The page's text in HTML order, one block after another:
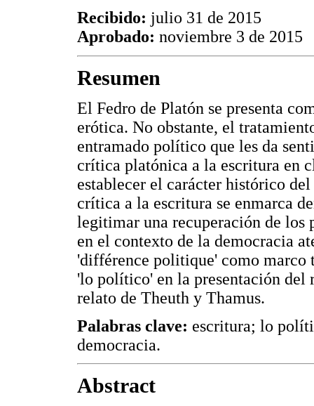
Recibido: julio 31 de 2015
Aprobado: noviembre 3 de 2015
Resumen
El Fedro de Platón se presenta
erótica. No obstante, el
entramado político que les da
crítica platónica a la escritura en
establecer el carácter histórico
crítica a la escritura se enmarca
legitimar una recuperación de los
en el contexto de la democracia
'différence politique' como marco
'lo político' en la presentación del
relato de Theuth y Thamus.
Palabras clave: escritura; lo
democracia.
Abstract